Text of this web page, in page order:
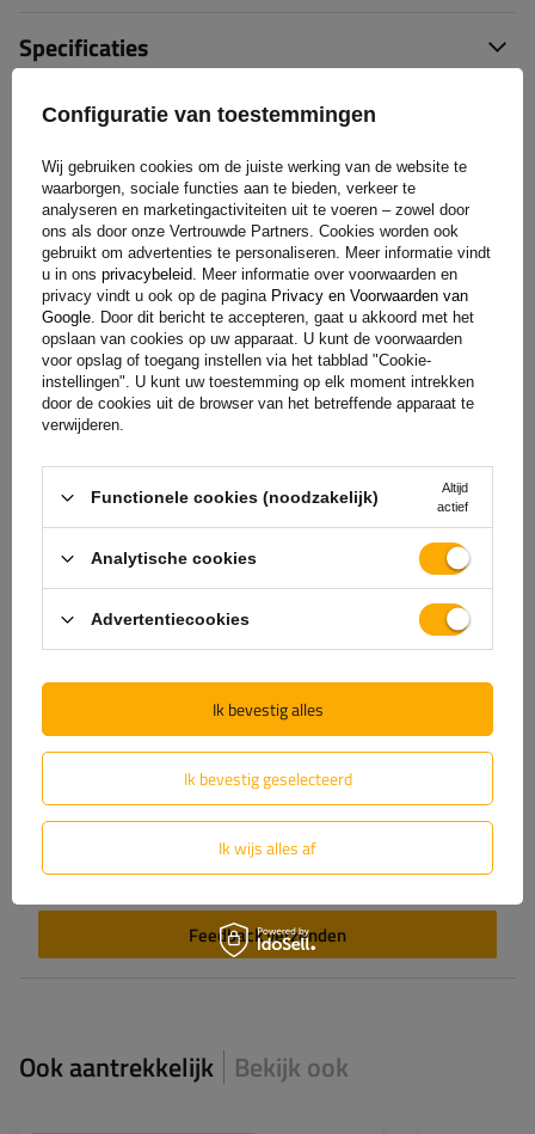
Specificaties
Levering
Stel uw vraag
Beoordelingen(0)
Laat uw mening achter
Uw score:
Uw naam
Uw email
Feedback verzenden
Ook aantrekkelijk Bekijk ook
Configuratie van toestemmingen
Wij gebruiken cookies om de juiste werking van de website te
waarborgen, sociale functies aan te bieden, verkeer te
analyseren en marketingactiviteiten uit te voeren – zowel door
ons als door onze Vertrouwde Partners. Cookies worden ook
gebruikt om advertenties te personaliseren. Meer informatie vindt
u in ons privacybeleid. Meer informatie over voorwaarden en
privacy vindt u ook op de pagina Privacy en Voorwaarden van
Google. Door dit bericht te accepteren, gaat u akkoord met het
opslaan van cookies op uw apparaat. U kunt de voorwaarden
voor opslag of toegang instellen via het tabblad "Cookie-
instellingen". U kunt uw toestemming op elk moment intrekken
door de cookies uit de browser van het betreffende apparaat te
verwijderen.
Functionele cookies (noodzakelijk)
Altijd
actief
Analytische cookies
Advertentiecookies
Ik bevestig geselecteerd
Ik wijs alles af
Ik bevestig alles